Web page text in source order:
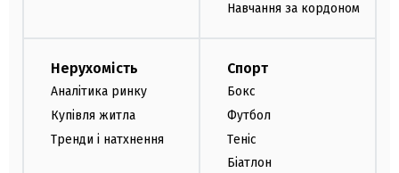
Навчання за кордоном
Нерухомість
Аналітика ринку
Купівля житла
Тренди і натхнення
Спорт
Бокс
Футбол
Теніс
Біатлон